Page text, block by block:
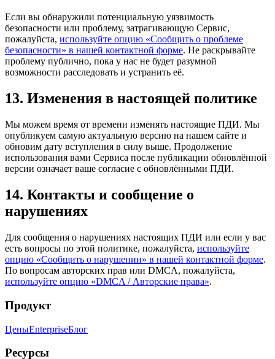
Если вы обнаружили потенциальную уязвимость
безопасности или проблему, затрагивающую Сервис,
пожалуйста, используйте опцию «Сообщить о проблеме
безопасности» в нашей контактной форме. Не раскрывайте
проблему публично, пока у нас не будет разумной
возможности расследовать и устранить её.
13. Изменения в настоящей политике
Мы можем время от времени изменять настоящие ПДИ. Мы
опубликуем самую актуальную версию на нашем сайте и
обновим дату вступления в силу выше. Продолжение
использования вами Сервиса после публикации обновлённой
версии означает ваше согласие с обновлёнными ПДИ.
14. Контакты и сообщение о
нарушениях
Для сообщения о нарушениях настоящих ПДИ или если у вас
есть вопросы по этой политике, пожалуйста, используйте
опцию «Сообщить о нарушении» в нашей контактной форме.
По вопросам авторских прав или DMCA, пожалуйста,
используйте опцию «DMCA / Авторские права».
Продукт
ЦеныEnterpriseБлог
Ресурсы